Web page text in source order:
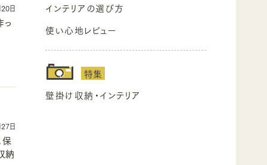
日
っ
日
納
インテリアの選び方
使い心地レビュー
特集
壁掛け収納・インテリア